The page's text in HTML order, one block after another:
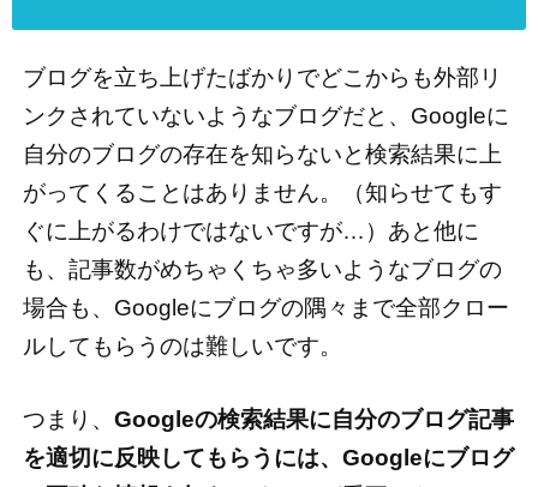
ブログを立ち上げたばかりでどこからも外部リ
ンクされていないようなブログだと、Googleに
自分のブログの存在を知らないと検索結果に上
がってくることはありません。（知らせてもす
ぐに上がるわけではないですが…）あと他に
も、記事数がめちゃくちゃ多いようなブログの
場合も、Googleにブログの隅々まで全部クロー
ルしてもらうのは難しいです。
つまり、 Googleの検索結果に自分のブログ記事
を適切に反映してもらうには、Googleにブログ